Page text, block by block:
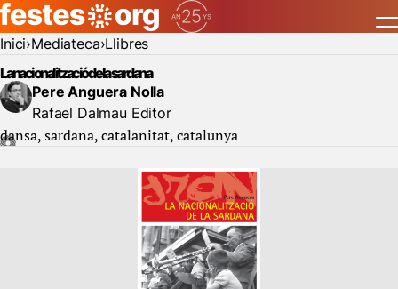
Inici Mediateca Llibres
La nacionalització de la sardana
Pere Anguera Nolla
Rafael Dalmau Editor
dansa sardana catalanitat catalunya